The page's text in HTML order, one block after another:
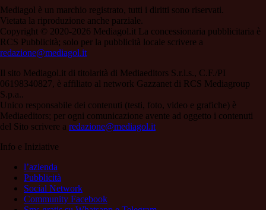
Mediagol è un marchio registrato, tutti i diritti sono riservati.
Vietata la riproduzione anche parziale.
Copyright © 2020-2026 Mediagol.it La concessionaria pubblicitaria è
RCS Pubblicità; solo per la pubblicità locale scrivere a
redazione@mediagol.it
Il sito Mediagol.it di titolarità di Mediaeditors S.r.l.s., C.F./PI
06198340827, è affiliato al network Gazzanet di RCS Mediagroup
S.p.a..
Unico responsabile dei contenuti (testi, foto, video e grafiche) è
Mediaeditors; per ogni comunicazione avente ad oggetto i contenuti
del Sito scrivere a redazione@mediagol.it
Info e Iniziative
l’azienda
Pubblicità
Social Network
Community Facebook